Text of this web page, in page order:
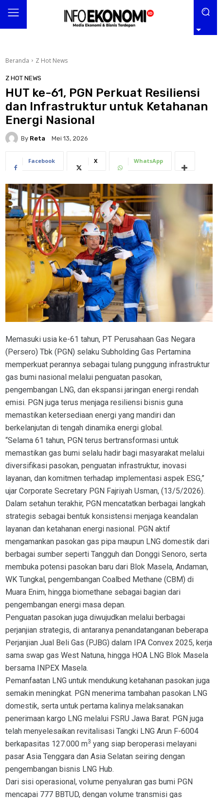
Beranda Z Hot News
Z HOT NEWS
HUT ke-61, PGN Perkuat Resiliensi
dan Infrastruktur untuk Ketahanan
Energi Nasional
By Reta Mei 13, 2026
Facebook X WhatsApp
Memasuki usia ke-61 tahun, PT Perusahaan Gas Negara
(Persero) Tbk (PGN) selaku Subholding Gas Pertamina
memperkuat perannya sebagai tulang punggung infrastruktur
gas bumi nasional melalui penguatan pasokan,
pengembangan LNG, dan ekspansi jaringan energi rendah
emisi. PGN juga terus menjaga resiliensi bisnis guna
memastikan ketersediaan energi yang mandiri dan
berkelanjutan di tengah dinamika energi global.
“Selama 61 tahun, PGN terus bertransformasi untuk
memastikan gas bumi selalu hadir bagi masyarakat melalui
diversifikasi pasokan, penguatan infrastruktur, inovasi
layanan, dan komitmen terhadap implementasi aspek ESG,”
ujar Corporate Secretary PGN Fajriyah Usman, (13/5/2026).
Dalam setahun terakhir, PGN mencatatkan berbagai langkah
strategis sebagai bentuk konsistensi menjaga keandalan
layanan dan ketahanan energi nasional. PGN aktif
mengamankan pasokan gas pipa maupun LNG domestik dari
berbagai sumber seperti Tangguh dan Donggi Senoro, serta
membuka potensi pasokan baru dari Blok Masela, Andaman,
WK Tungkal, pengembangan Coalbed Methane (CBM) di
Muara Enim, hingga biomethane sebagai bagian dari
pengembangan energi masa depan.
Penguatan pasokan juga diwujudkan melalui berbagai
perjanjian strategis, di antaranya penandatanganan beberapa
Perjanjian Jual Beli Gas (PJBG) dalam IPA Convex 2025, kerja
sama swap gas West Natuna, hingga HOA LNG Blok Masela
bersama INPEX Masela.
Pemanfaatan LNG untuk mendukung ketahanan pasokan juga
semakin meningkat. PGN menerima tambahan pasokan LNG
domestik, serta untuk pertama kalinya melaksanakan
penerimaan kargo LNG melalui FSRU Jawa Barat. PGN juga
telah menyelesaikan revitalisasi Tangki LNG Arun F-6004
berkapasitas 127.000 m3 yang siap beroperasi melayani
pasar Asia Tenggara dan Asia Selatan seiring dengan
pengembangan bisnis LNG Hub.
Dari sisi operasional, volume penyaluran gas bumi PGN
mencapai 777 BBTUD, dengan volume transmisi gas